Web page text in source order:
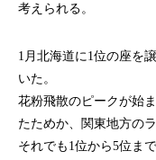
考えられる。
1月北海道に1位の座を
いた。
花粉飛散のピークが始
たためか、関東地方の
それでも1位から5位ま